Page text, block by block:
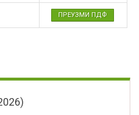
ПРЕУЗМИ ПДФ